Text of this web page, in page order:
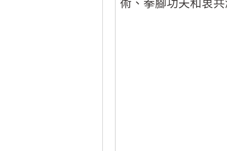
術、拳腳功夫和衷